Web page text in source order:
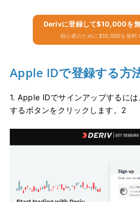
Derivに​​登録して$10,000を
初心者のために$10,000を無料
Apple IDで登録する方
1. Apple IDでサインアップするに
するボタンをクリックします。2